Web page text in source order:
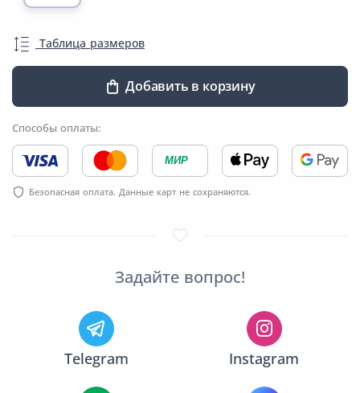
Таблица размеров
Добавить в корзину
Способы оплаты:
МИР
Безопасная оплата. Данные карт не сохраняются.
Задайте вопрос!
Telegram Instagram